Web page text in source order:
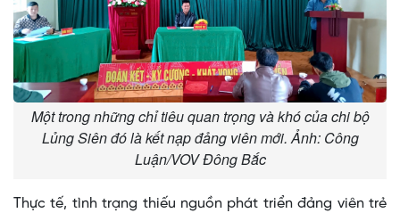
Một trong những chỉ tiêu quan trọng và khó của chi bộ
Lủng Siên đó là kết nạp đảng viên mới. Ảnh: Công
Luận/VOV Đông Bắc
Thực tế, tình trạng thiếu nguồn phát triển đảng viên trẻ